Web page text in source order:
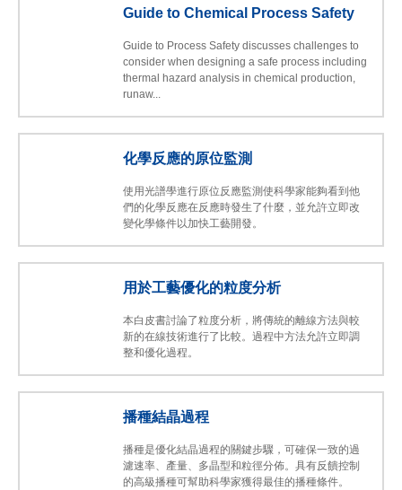
Guide to Chemical Process Safety
Guide to Process Safety discusses challenges to
consider when designing a safe process including
thermal hazard analysis in chemical production,
runaw...
化學反應的原位監測
使用光譜學進行原位反應監測使科學家能夠看到他
們的化學反應在反應時發生了什麼，並允許立即改
變化學條件以加快工藝開發。
用於工藝優化的粒度分析
本白皮書討論了粒度分析，將傳統的離線方法與較
新的在線技術進行了比較。過程中方法允許立即調
整和優化過程。
播種結晶過程
播種是優化結晶過程的關鍵步驟，可確保一致的過
濾速率、產量、多晶型和粒徑分佈。具有反饋控制
的高級播種可幫助科學家獲得最佳的播種條件。